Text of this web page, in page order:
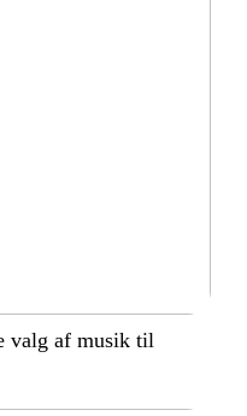
valg af musik til